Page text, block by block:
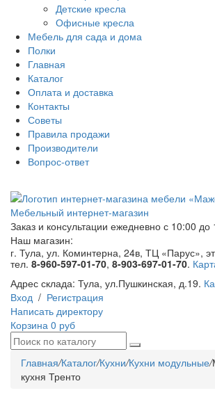
Детские кресла
Офисные кресла
Мебель для сада и дома
Полки
Главная
Каталог
Оплата и доставка
Контакты
Советы
Правила продажи
Производители
Вопрос-ответ
Мебельный интернет-магазин
Заказ и консультации ежедневно с 10:00 до
Наш магазин:
г. Тула, ул. Коминтерна, 24в, ТЦ «Парус»,
тел. 8-960-597-01-70, 8-903-697-01-70.
Адрес склада: Тула, ул.Пушкинская, д.19.
Вход / Регистрация
Написать директору
Корзина 0 руб
Главная/Каталог/Кухни/Кухни модульные/
кухня Тренто